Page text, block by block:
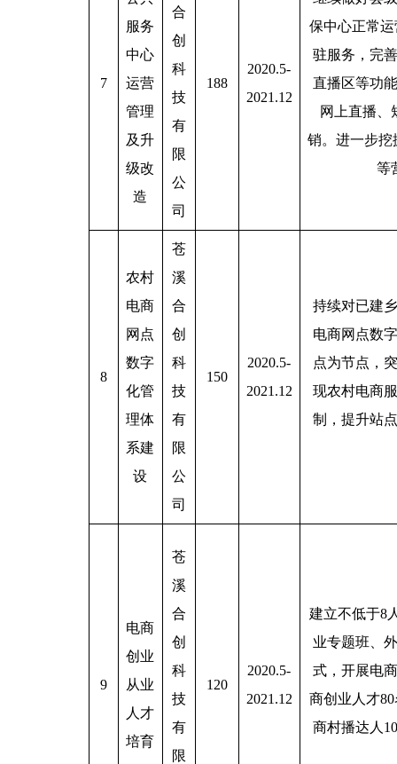
7
服务
中心
运营
管理
及升
级改
造
合
创
科
技
有
限
公
司
188
2020.5-
2021.12
保中心正常
驻服务，完
直播区等功
网上直播、
销。进一步挖
等
8
农村
电商
网点
数字
化管
理体
系建
设
苍
溪
合
创
科
技
有
限
公
司
150
2020.5-
2021.12
持续对已建
电商网点数
点为节点，
现农村电商
制，提升站
9
电商
创业
从业
人才
培育
苍
溪
合
创
科
技
有
限
120
2020.5-
2021.12
建立不低于8
业专题班、
式，开展电
商创业人才
商村播达人